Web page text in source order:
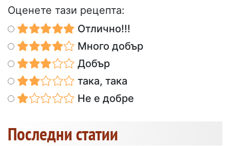
Оценете тази рецепта:
Отлично!!!
Много добър
Добър
така, така
Не е добре
Последни статии